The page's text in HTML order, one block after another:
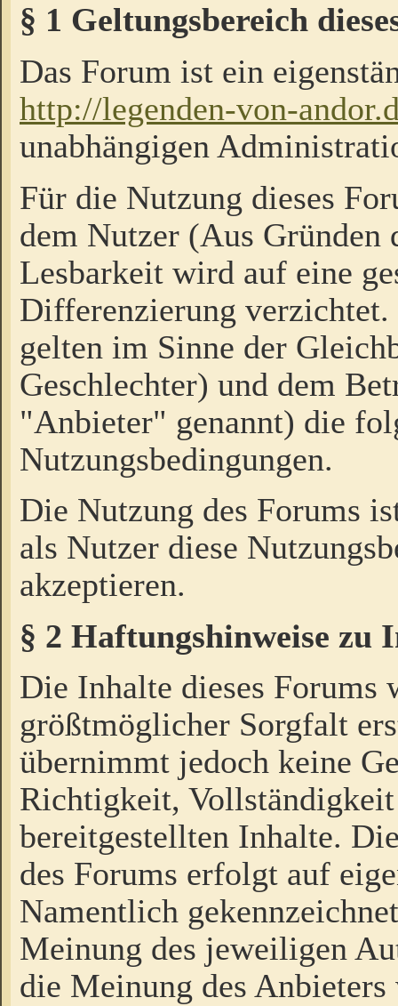
§ 1 Geltungsbereich
Das Forum ist ein
http://legenden-von-
unabhängigen
Für die Nutzung dieses
dem Nutzer (Aus Gründen
Lesbarkeit wird auf eine
Differenzierung
gelten im Sinne der
Geschlechter) und dem
"Anbieter" genannt) die
Nutzungsbedingungen.
Die Nutzung des Forums
als Nutzer diese
akzeptieren.
§ 2 Haftungshinweise zu
Die Inhalte dieses Forums
größtmöglicher Sorgfalt
übernimmt jedoch keine
Richtigkeit,
bereitgestellten Inhalte.
des Forums erfolgt auf
Namentlich
Meinung des jeweiligen
die Meinung des Anbieters